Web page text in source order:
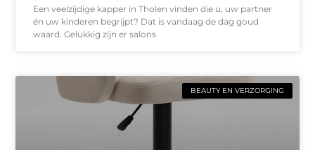
Een veelzijdige kapper in Tholen vinden die u, uw partner
én uw kinderen begrijpt? Dat is vandaag de dag goud
waard. Gelukkig zijn er salons
BEAUTY EN VERZORGING